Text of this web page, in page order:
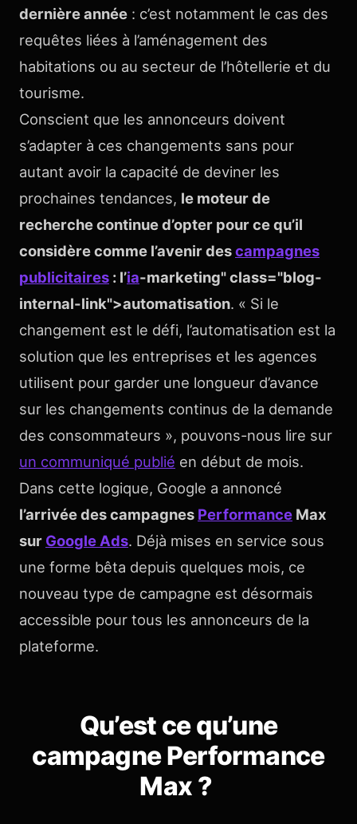
dernière année : c’est notamment le cas des
requêtes liées à l’aménagement des
habitations ou au secteur de l’hôtellerie et du
tourisme.
Conscient que les annonceurs doivent
s’adapter à ces changements sans pour
autant avoir la capacité de deviner les
prochaines tendances, le moteur de
recherche continue d’opter pour ce qu’il
considère comme l’avenir descampagnes
publicitaires : l’ia-marketing" class="blog-
internal-link">automatisation. « Si le
changement est le défi, l’automatisation est la
solution que les entreprises et les agences
utilisent pour garder une longueur d’avance
sur les changements continus de la demande
des consommateurs », pouvons-nous lire sur
un communiqué publié en début de mois.
Dans cette logique, Google a annoncé
l’arrivée des campagnes Performance Max
sur Google Ads. Déjà mises en service sous
une forme bêta depuis quelques mois, ce
nouveau type de campagne est désormais
accessible pour tous les annonceurs de la
plateforme.
Qu’est ce qu’une
campagne Performance
Max ?